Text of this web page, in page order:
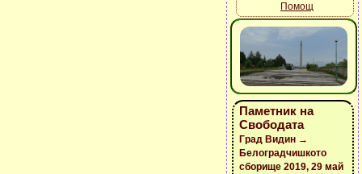
Помощ
Паметник на
Свободата
Град Видин →
Белоградчишкото
сборище 2019, 29 май